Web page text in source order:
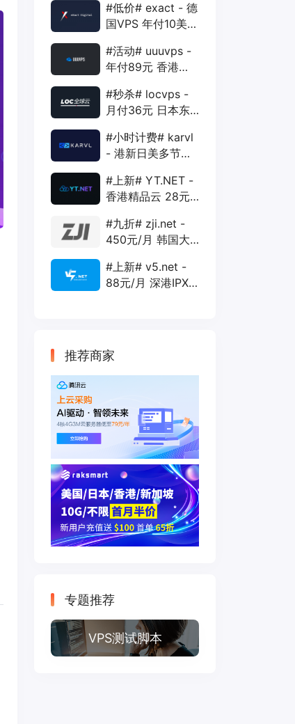
年付VPS
#低价# exact - 德
国VPS 年付10美元
1Gbps
#活动# uuuvps -
年付89元 香港
400G 30M
#秒杀# locvps -
月付36元 日本东
40G 1T 450Mbps
#小时计费# karvl
- 港新日美多节点
20G 5T 1Gbps
#上新# YT.NET -
香港精品云 28元/
AS10099+移动
CMI
#九折# zji.net -
450元/月 韩国大
优化和纯国际线路
#上新# v5.net -
88元/月 深港IPX
推荐商家
专题推荐
VPS测试脚本